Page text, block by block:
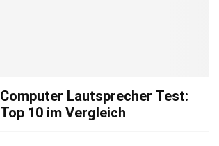
Computer Lautsprecher Test:
Top 10 im Vergleich